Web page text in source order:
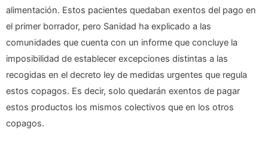
alimentación. Estos pacientes quedaban exentos del pago en
el primer borrador, pero Sanidad ha explicado a las
comunidades que cuenta con un informe que concluye la
imposibilidad de establecer excepciones distintas a las
recogidas en el decreto ley de medidas urgentes que regula
estos copagos. Es decir, solo quedarán exentos de pagar
estos productos los mismos colectivos que en los otros
copagos.